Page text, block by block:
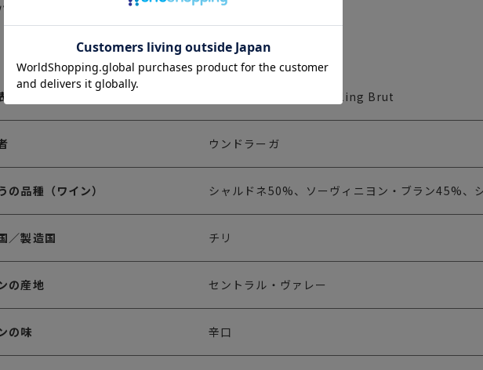
ークリングワインです。
記 U by Undurraga Sparkling Brut
ウンドラーガ
の品種（ワイン） シャルドネ50%、ソーヴィニヨン・ブラン45%、
／製造国 チリ
の産地 セントラル・ヴァレー
の味 辛口